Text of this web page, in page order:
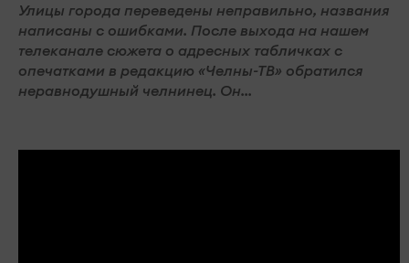
Улицы города переведены неправильно, названия
написаны с ошибками. После выхода на нашем
телеканале сюжета о адресных табличках с
опечатками в редакцию «Челны-ТВ» обратился
неравнодушный челнинец. Он...